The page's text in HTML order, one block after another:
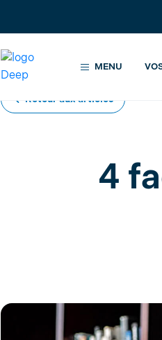
MENU
Accueil
Retour aux articles
4